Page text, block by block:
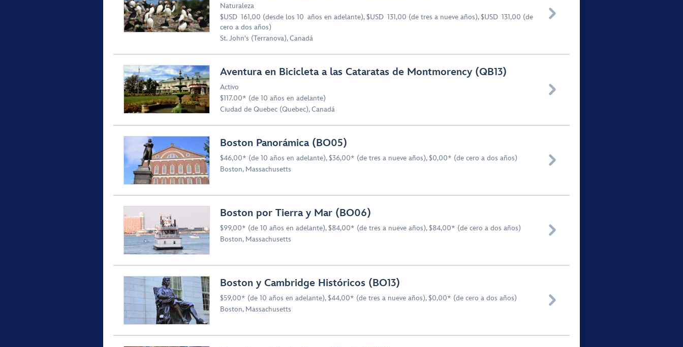
Naturaleza
$USD 161,00 (desde los 10 años en adelante), $USD 131,00 (de tres a nueve años), $USD 131,00 (de
cero a dos años)
St. John's (Terranova), Canadá

Aventura en Bicicleta a las Cataratas de Montmorency (QB13)
Activo
$117.00* (de 10 años en adelante)
Ciudad de Quebec (Quebec), Canadá

Boston Panorámica (BO05)
$46,00* (de 10 años en adelante), $36,00* (de tres a nueve años), $0,00* (de cero a dos años)
Boston, Massachusetts

Boston por Tierra y Mar (BO06)
$99,00* (de 10 años en adelante), $84,00* (de tres a nueve años), $84,00* (de cero a dos años)
Boston, Massachusetts

Boston y Cambridge Históricos (BO13)
$59,00* (de 10 años en adelante), $44,00* (de tres a nueve años), $0,00* (de cero a dos años)
Boston, Massachusetts
